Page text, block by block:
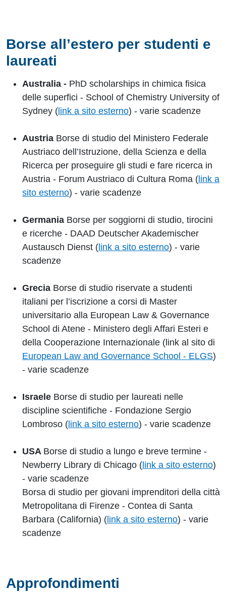
Borse all’estero per studenti e
laureati
Australia - PhD scholarships in chimica fisica
delle superfici - School of Chemistry University of
Sydney (link a sito esterno) - varie scadenze
Austria Borse di studio del Ministero Federale
Austriaco dell’Istruzione, della Scienza e della
Ricerca per proseguire gli studi e fare ricerca in
Austria - Forum Austriaco di Cultura Roma (link a
sito esterno) - varie scadenze
Germania Borse per soggiorni di studio, tirocini
e ricerche - DAAD Deutscher Akademischer
Austausch Dienst (link a sito esterno) - varie
scadenze
Grecia Borse di studio riservate a studenti
italiani per l’iscrizione a corsi di Master
universitario alla European Law & Governance
School di Atene - Ministero degli Affari Esteri e
della Cooperazione Internazionale (link al sito di
European Law and Governance School - ELGS)
- varie scadenze
Israele Borse di studio per laureati nelle
discipline scientifiche - Fondazione Sergio
Lombroso (link a sito esterno) - varie scadenze
USA Borse di studio a lungo e breve termine -
Newberry Library di Chicago (link a sito esterno)
- varie scadenze
Borsa di studio per giovani imprenditori della città
Metropolitana di Firenze - Contea di Santa
Barbara (California) (link a sito esterno) - varie
scadenze
Approfondimenti